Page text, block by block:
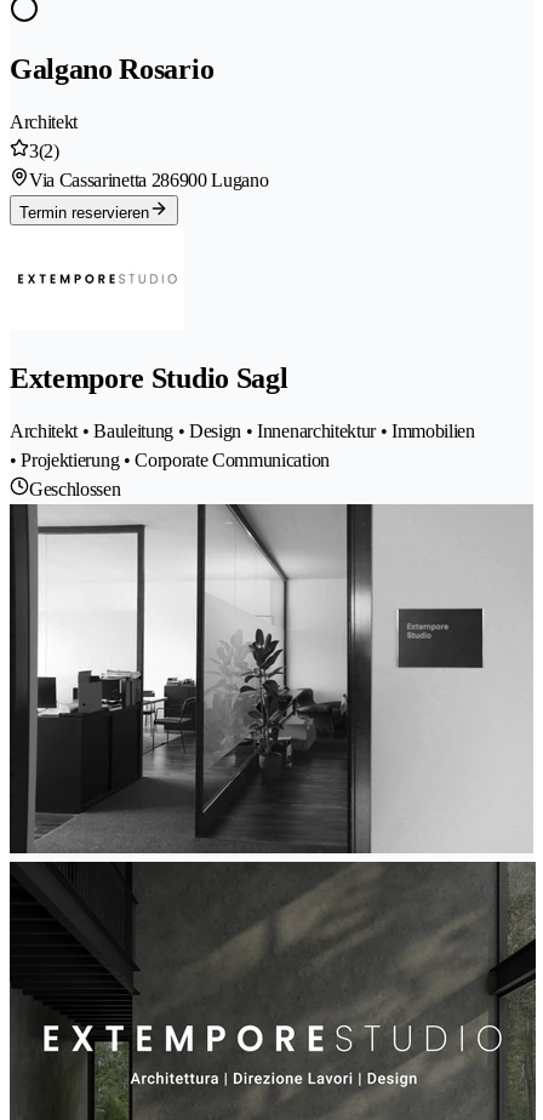
Galgano Rosario
Architekt
3(2)
Via Cassarinetta 286900 Lugano
Termin reservieren
Extempore Studio Sagl
Architekt • Bauleitung • Design • Innenarchitektur • Immobilien
• Projektierung • Corporate Communication
Geschlossen